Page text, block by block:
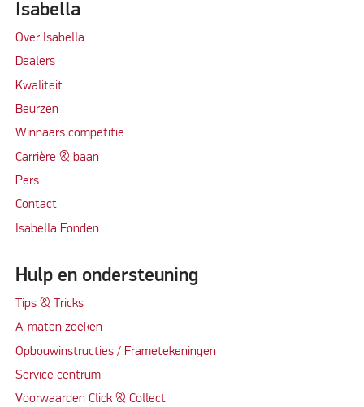
Isabella
Over Isabella
Dealers
Kwaliteit
Beurzen
Winnaars competitie
Carrière & baan
Pers
Contact
Isabella Fonden
Hulp en ondersteuning
Tips & Tricks
A-maten zoeken
Opbouwinstructies / Frametekeningen
Service centrum
Voorwaarden Click & Collect